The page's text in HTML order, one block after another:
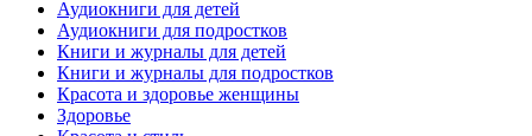
Аудиокниги для детей
Аудиокниги для подростков
Книги и журналы для детей
Книги и журналы для подростков
Красота и здоровье женщины
Здоровье